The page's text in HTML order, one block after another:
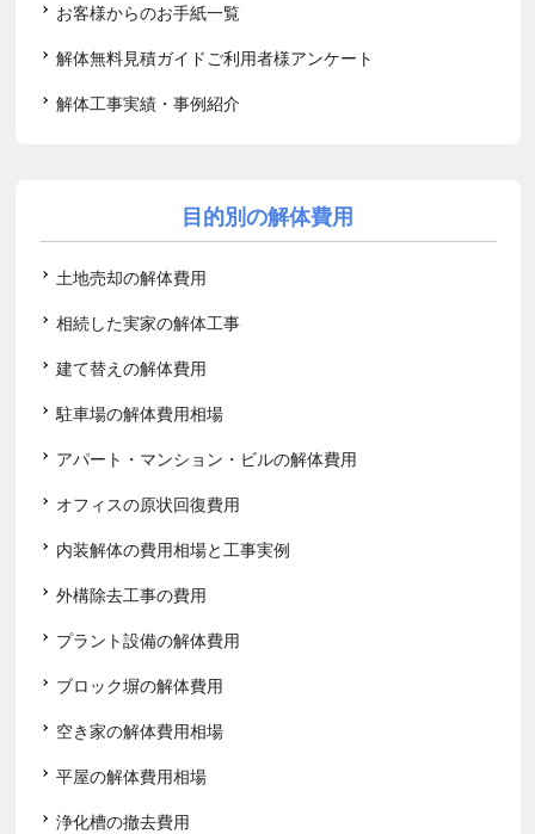
お客様からのお手紙一覧
解体無料見積ガイドご利用者様アンケート
解体工事実績・事例紹介
目的別の解体費用
土地売却の解体費用
相続した実家の解体工事
建て替えの解体費用
駐車場の解体費用相場
アパート・マンション・ビルの解体費用
オフィスの原状回復費用
内装解体の費用相場と工事実例
外構除去工事の費用
プラント設備の解体費用
ブロック塀の解体費用
空き家の解体費用相場
平屋の解体費用相場
浄化槽の撤去費用